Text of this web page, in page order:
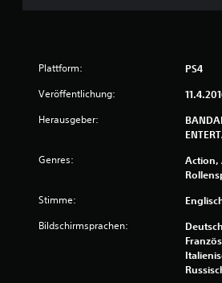
Plattform: PS4
Veröffentlichung:
Herausgeber:
Genres:
Action,
Stimme:
Bildschirmsprachen: